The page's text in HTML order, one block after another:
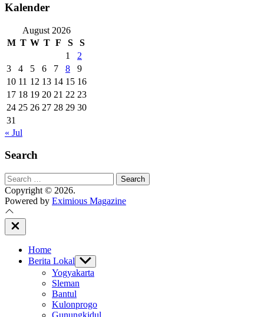
Kalender
August 2026
M T W T F S
S
1
2
3
4 5 6 7 8
9
10 11 12 13 14 15 16
17 18 19 20 21 22 23
24 25 26 27 28 29 30
31
« Jul
Search
Search
for:
Copyright © 2026.
Powered by Eximious Magazine
Close
Off
Home
Berita Lokal Show
sub
menu
Yogyakarta
Sleman
Bantul
Kulonprogo
Gunungkidul